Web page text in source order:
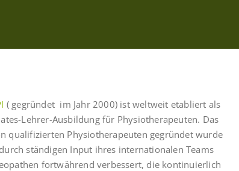
( gegründet im Jahr 2000) ist weltweit etabliert als
Lehrer-Ausbildung für Physiotherapeuten. Das
qualifizierten Physiotherapeuten gegründet wurde
ständigen Input ihres internationalen Teams
fortwährend verbessert, die kontinuierlich